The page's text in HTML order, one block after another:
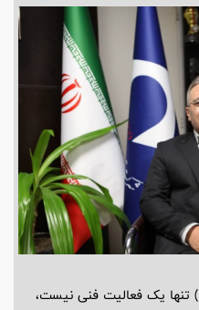
«تعمیر و نگهداری» یا نت (PM/CM) تنها یک فعالیت فنی نیست،